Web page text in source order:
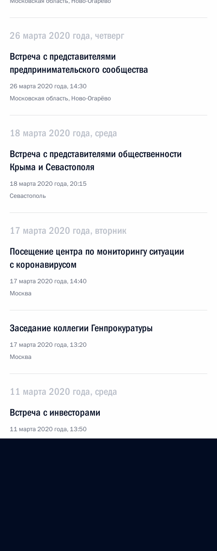
26 марта 2020 года, четверг
Встреча с представителями
предпринимательского сообщества
26 марта 2020 года, 14:30
Московская область, Ново-Огарёво
18 марта 2020 года, среда
Встреча с представителями общественности
Крыма и Севастополя
18 марта 2020 года, 20:15
Севастополь
17 марта 2020 года, вторник
Посещение центра по мониторингу ситуации
с коронавирусом
17 марта 2020 года, 14:40
Москва
Заседание коллегии Генпрокуратуры
17 марта 2020 года, 13:20
Москва
11 марта 2020 года, среда
Встреча с инвесторами
11 марта 2020 года, 13:50
Московская область, Ново-Огарёво